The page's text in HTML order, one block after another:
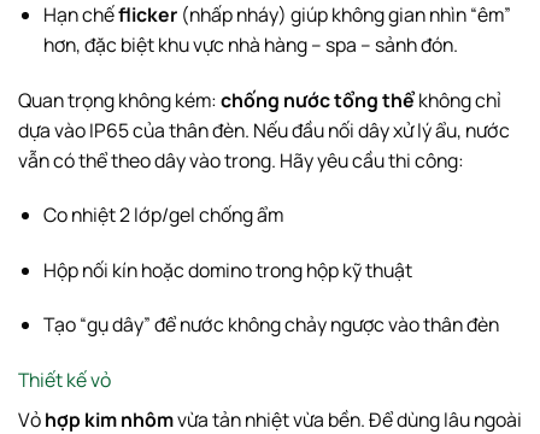
Hạn chếflicker(nhấp nháy) giúp không gian nhìn “êm”
hơn, đặc biệt khu vực nhà hàng – spa – sảnh đón.
Quan trọng không kém:chống nước tổng thểkhông chỉ
dựa vào IP65 của thân đèn. Nếu đầu nối dây xử lý ẩu, nước
vẫn có thể theo dây vào trong. Hãy yêu cầu thi công:
Co nhiệt 2 lớp/gel chống ẩm
Hộp nối kín hoặc domino trong hộp kỹ thuật
Tạo “gụ dây” để nước không chảy ngược vào thân đèn
Thiết kế vỏ
Vỏhợp kim nhômvừa tản nhiệt vừa bền. Để dùng lâu ngoài